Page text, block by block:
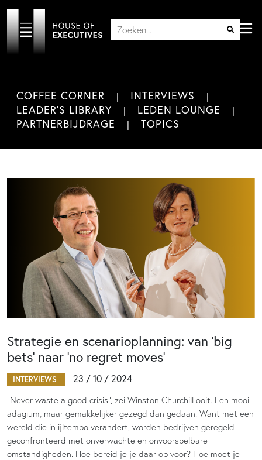
COFFEE CORNER
INTERVIEWS
LEADER'S LIBRARY
LEDEN LOUNGE
PARTNERBIJDRAGE
TOPICS
Strategie en scenarioplanning: van ‘big
bets’ naar ‘no regret moves’
INTERVIEWS 23 / 10 / 2024
“Never waste a good crisis”, zei Winston Churchill ooit. Een mooi
adagium, maar gemakkelijker gezegd dan gedaan. Want met een
wereld die in ijltempo verandert, worden bedrijven geregeld
geconfronteerd met onverwachte en onvoorspelbare
omstandigheden. Hoe bereid je je daar op voor? Hoe moet je